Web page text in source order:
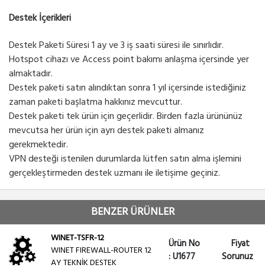
Destek İçerikleri
Destek Paketi Süresi 1 ay ve 3 iş saati süresi ile sınırlıdır.
Hotspot cihazı ve Access point bakımı anlaşma içersinde yer
almaktadır.
Destek paketi satın alındıktan sonra 1 yıl içersinde istediğiniz
zaman paketi başlatma hakkınız mevcuttur.
Destek paketi tek ürün için geçerlidir. Birden fazla ürününüz
mevcutsa her ürün için ayrı destek paketi almanız
gerekmektedir.
VPN desteği istenilen durumlarda lütfen satın alma işlemini
gerçekleştirmeden destek uzmanı ile iletişime geçiniz.
BENZER ÜRÜNLER
WINET-TSFR-12
WINET FIREWALL-ROUTER 12
AY TEKNİK DESTEK
Ürün No
: U1677
Fiyat
Sorunuz